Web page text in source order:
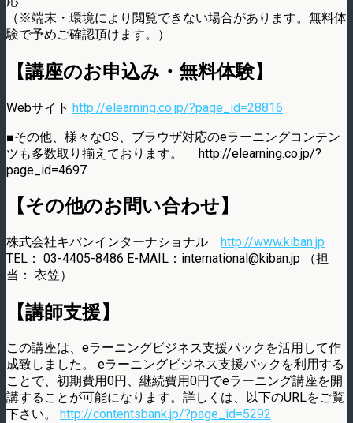
（※端末・環境により閲覧できない場合があります。無料体
験で予めご確認頂けます。）
【講座のお申込み・無料体験】
Webサイト http://elearning.co.jp/?page_id=28816
■その他、様々なOS、ブラウザ対応のeラーニングコンテン
ツも多数取り揃えております。 http://elearning.co.jp/?
page_id=4697
【その他のお問い合わせ】
株式会社キバンインターナショナル http://www.kiban.jp
TEL： 03-4405-8486 E-MAIL：international@kiban.jp （担
当： 衣笠）
【講師支援】
この講座は、eラーニングビジネス支援パックを活用して作
成致しました。 eラーニングビジネス支援パックを利用する
ことで、初期費用0円、継続費用0円でeラーニング講座を開
講することが可能になります。詳しくは、以下のURLをご覧
下さい。
http://contentsbank.jp/?page_id=5292